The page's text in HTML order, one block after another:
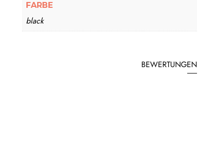
FARBE
black
BEWERTUNGEN